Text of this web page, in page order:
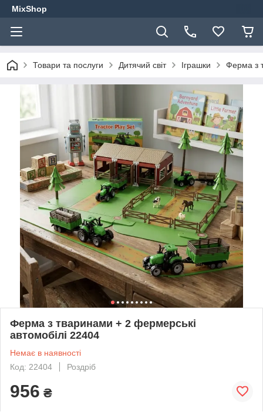
MixShop
Товари та послуги Дитячий світ Іграшки Ферма з
Ферма з тваринами + 2 фермерські
автомобілі 22404
Немає в наявності
Код: 22404
Роздріб
956 ₴